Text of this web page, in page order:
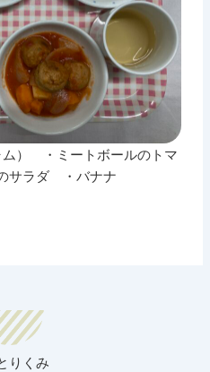
ム） ・ミートボールのトマ
サラダ ・バナナ
りくみ